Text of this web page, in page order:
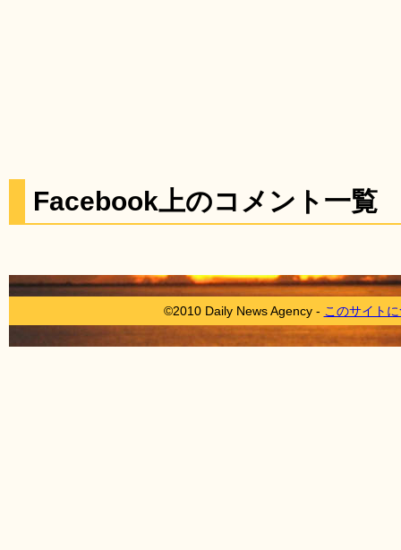
Facebook上のコメント一覧
©2010 Daily News Agency - このサイト